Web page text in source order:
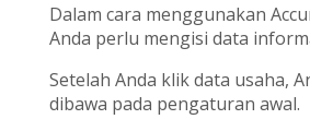
Dalam cara menggunakan
Anda perlu mengisi data
Setelah Anda klik data usaha,
dibawa pada pengaturan awal.